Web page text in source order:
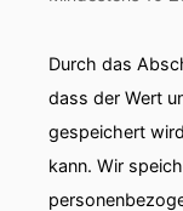
Moser, der
00:01:19:
00:01:20:
00:01:22:
Durch das
dass der Wert
gespeichert
kann. Wir